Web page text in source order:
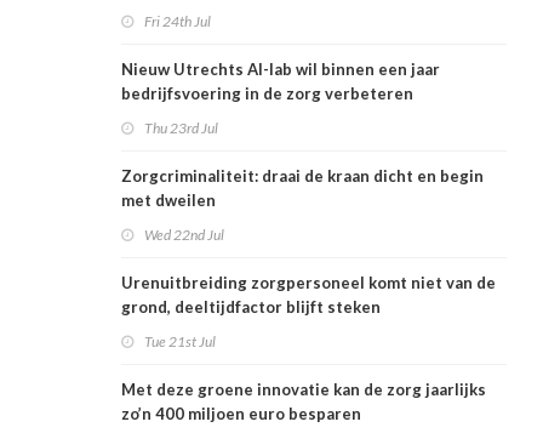
Fri 24th Jul
Nieuw Utrechts AI-lab wil binnen een jaar
bedrijfsvoering in de zorg verbeteren
Thu 23rd Jul
Zorgcriminaliteit: draai de kraan dicht en begin
met dweilen
Wed 22nd Jul
Urenuitbreiding zorgpersoneel komt niet van de
grond, deeltijdfactor blijft steken
Tue 21st Jul
Met deze groene innovatie kan de zorg jaarlijks
zo’n 400 miljoen euro besparen